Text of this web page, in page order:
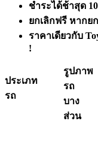
ชำระได้ช้าสุด
ยกเลิกฟรี หากย
ราคาเดียวกับ
!
ประเภท
รถ
รูปภาพ
รถ
บาง
ส่วน